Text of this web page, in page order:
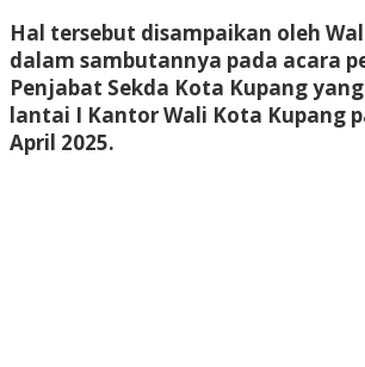
Hal tersebut disampaikan oleh
dalam sambutannya pada acara
Penjabat Sekda Kota Kupang
lantai I Kantor Wali Kota Kupang
April 2025.